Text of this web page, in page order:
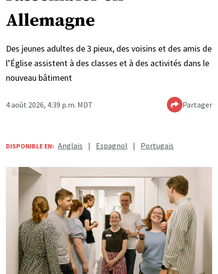
Allemagne
Des jeunes adultes de 3 pieux, des voisins et des amis de
l’Église assistent à des classes et à des activités dans le
nouveau bâtiment
4 août 2026, 4:39 p.m. MDT Partager
DISPONIBLE EN: Anglais | Espagnol | Portugais